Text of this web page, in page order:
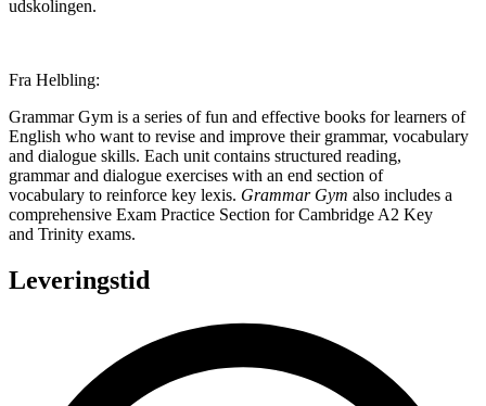
udskolingen.
Fra Helbling:
Grammar Gym is a series of fun and effective books for learners of
English who want to revise and improve their grammar, vocabulary
and dialogue skills. Each unit contains structured reading,
grammar and dialogue exercises with an end section of
vocabulary to reinforce key lexis. Grammar Gym also includes a
comprehensive Exam Practice Section for Cambridge A2 Key
and Trinity exams.
Leveringstid